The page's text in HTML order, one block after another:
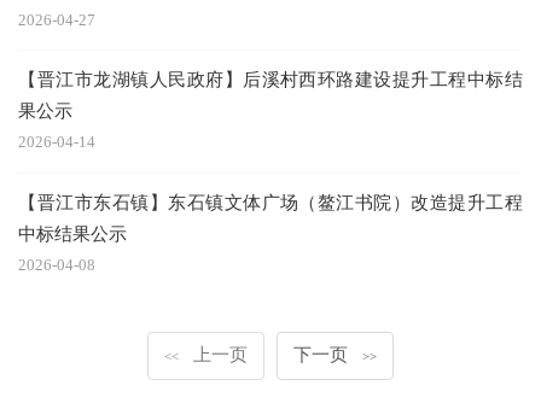
2026-04-27
【晋江市龙湖镇人民政府】后溪村西环路建设提升工程中标结
果公示
2026-04-14
【晋江市东石镇】东石镇文体广场（鳌江书院）改造提升工程
中标结果公示
2026-04-08
<< 上一页 下一页 >>